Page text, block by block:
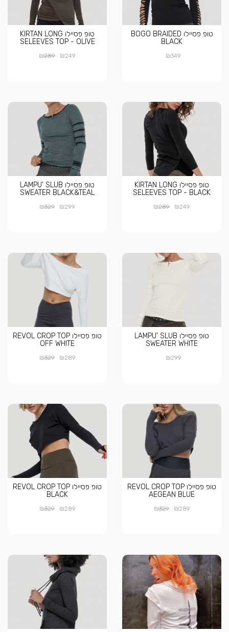
טופ פסיילו BOGO BRAIDED
BLACK
₪349
טופ פסיילו KIRTAN LONG
SELEEVES TOP - OLIVE
₪249
₪289
טופ פסיילו KIRTAN LONG
SELEEVES TOP - BLACK
₪249
₪289
טופ פסיילו LAMPU' SLUB
SWEATER BLACK&TEAL
₪299
₪329
טופ פסיילו LAMPU' SLUB
SWEATER WHITE
₪299
טופ פסיילו REVOL CROP TOP
OFF WHITE
₪289
₪329
טופ פסיילו REVOL CROP TOP
AEGEAN BLUE
₪289
₪329
טופ פסיילו REVOL CROP TOP
BLACK
₪289
₪329